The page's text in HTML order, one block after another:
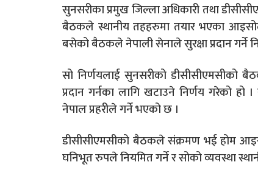
सुनसरीका प्रमुख जिल्ला अधिकारी तथा
बैठकले स्थानीय तहहरुमा तयार भएका
बसेको बैठकले नेपाली सेनाले सुरक्षा प्रदान गर्ने
सो निर्णयलाई सुनसरीको डीसीसीएमसीको
प्रदान गर्नका लागि खटाउने निर्णय गरेको
नेपाल प्रहरीले गर्ने भएको छ ।
डीसीसीएमसीको बैठकले संक्रमण भई होम
घनिभूत रुपले नियमित गर्ने र सोको व्यवस्था